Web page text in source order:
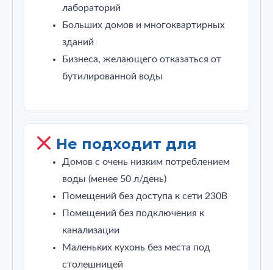
лабораторий
Больших домов и многоквартирных
зданий
Бизнеса, желающего отказаться от
бутилированной воды
Не подходит для
Домов с очень низким потреблением
воды (менее 50 л/день)
Помещений без доступа к сети 230В
Помещений без подключения к
канализации
Маленьких кухонь без места под
столешницей